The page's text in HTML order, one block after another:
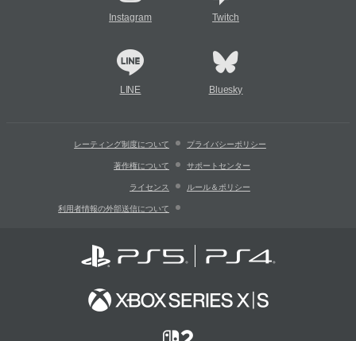
Instagram Twitch
LINE Bluesky
レーティング制度について プライバシーポリシー
著作権について サポートセンター
ライセンス ルール＆ポリシー
利用者情報の外部送信について